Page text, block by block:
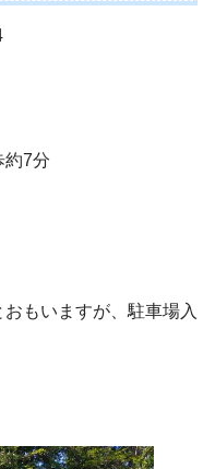
約7分
もいますが、駐車場入